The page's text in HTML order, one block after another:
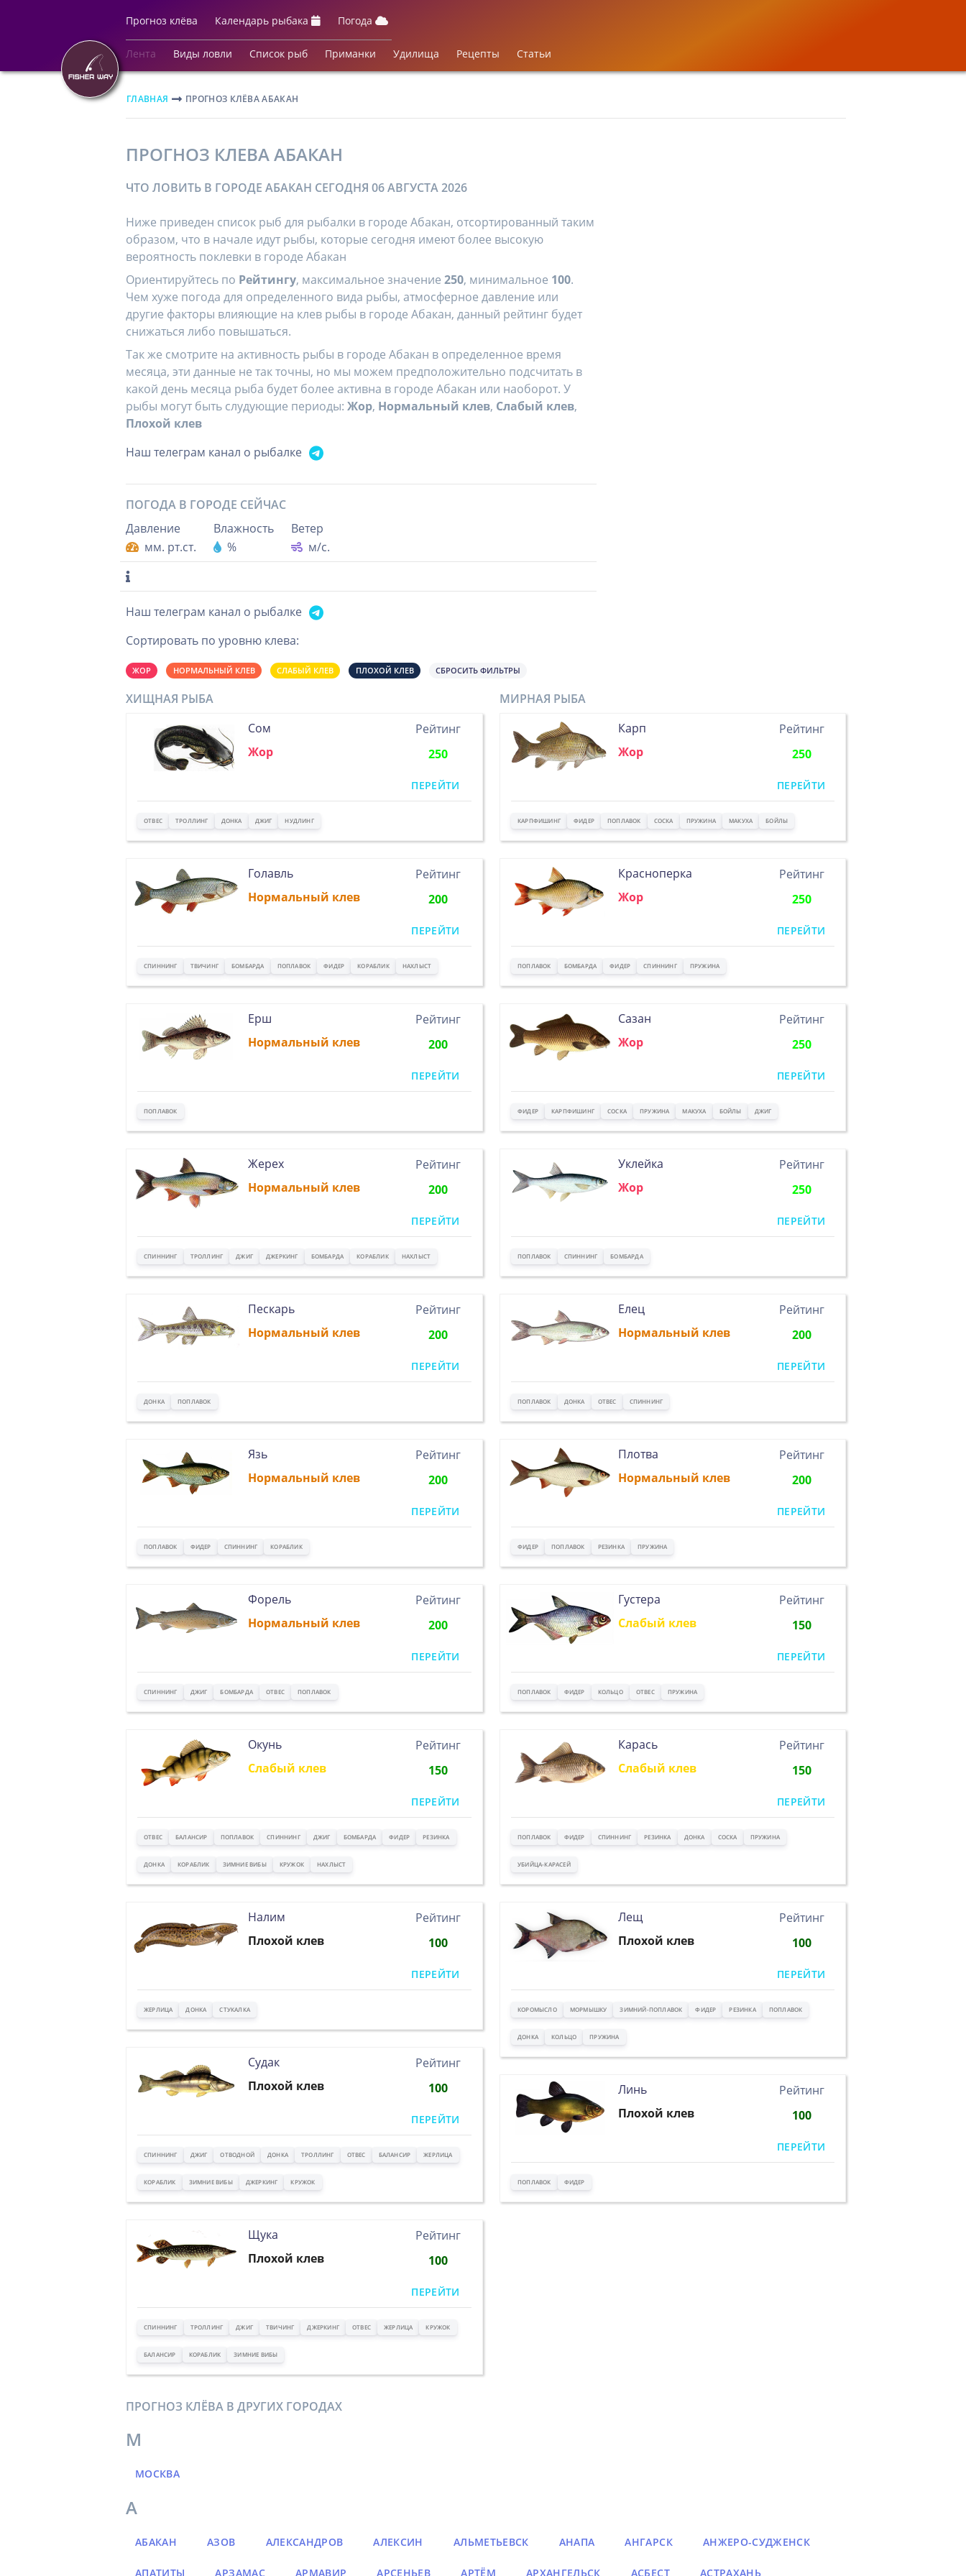
Прогноз клёва Календарь рыбака Погода
Лента Виды ловли Список рыб Приманки Удилища Рецепты Статьи
ГЛАВНАЯ ПРОГНОЗ КЛЁВА АБАКАН
ПРОГНОЗ КЛЕВА АБАКАН
ЧТО ЛОВИТЬ В ГОРОДЕ АБАКАН СЕГОДНЯ 06 АВГУСТА 2026
Ниже приведен список рыб для рыбалки в городе Абакан, отсортированный таким
образом, что в начале идут рыбы, которые сегодня имеют более высокую
вероятность поклевки в городе Абакан
Ориентируйтесь по Рейтингу, максимальное значение 250, минимальное 100.
Чем хуже погода для определенного вида рыбы, атмосферное давление или
другие факторы влияющие на клев рыбы в городе Абакан, данный рейтинг будет
снижаться либо повышаться.
Так же смотрите на активность рыбы в городе Абакан в определенное время
месяца, эти данные не так точны, но мы можем предположительно подсчитать в
какой день месяца рыба будет более активна в городе Абакан или наоборот. У
рыбы могут быть слудующие периоды: Жор, Нормальный клев, Слабый клев,
Плохой клев
Наш телеграм канал о рыбалке
ПОГОДА В ГОРОДЕ СЕЙЧАС
Давление
мм. рт.ст.
Влажность
%
Ветер
м/с.
Наш телеграм канал о рыбалке
Сортировать по уровню клева:
ЖОР НОРМАЛЬНЫЙ КЛЕВ СЛАБЫЙ КЛЕВ ПЛОХОЙ КЛЕВ СБРОСИТЬ ФИЛЬТРЫ
ХИЩНАЯ РЫБА
Сом
Жор
Рейтинг
250
ПЕРЕЙТИ
ОТВЕС ТРОЛЛИНГ ДОНКА ДЖИГ НУДЛИНГ
Голавль
Нормальный клев
Рейтинг
200
ПЕРЕЙТИ
СПИННИНГ ТВИЧИНГ БОМБАРДА ПОПЛАВОК ФИДЕР КОРАБЛИК НАХЛЫСТ
Ерш
Нормальный клев
Рейтинг
200
ПЕРЕЙТИ
ПОПЛАВОК
Жерех
Нормальный клев
Рейтинг
200
ПЕРЕЙТИ
СПИННИНГ ТРОЛЛИНГ ДЖИГ ДЖЕРКИНГ БОМБАРДА КОРАБЛИК НАХЛЫСТ
Пескарь
Нормальный клев
Рейтинг
200
ПЕРЕЙТИ
ДОНКА ПОПЛАВОК
Язь
Нормальный клев
Рейтинг
200
ПЕРЕЙТИ
ПОПЛАВОК ФИДЕР СПИННИНГ КОРАБЛИК
Форель
Нормальный клев
Рейтинг
200
ПЕРЕЙТИ
СПИННИНГ ДЖИГ БОМБАРДА ОТВЕС ПОПЛАВОК
Окунь
Слабый клев
Рейтинг
150
ПЕРЕЙТИ
ОТВЕС БАЛАНСИР ПОПЛАВОК СПИННИНГ ДЖИГ БОМБАРДА ФИДЕР РЕЗИНКА
ДОНКА КОРАБЛИК ЗИМНИЕ ВИБЫ КРУЖОК НАХЛЫСТ
Налим
Плохой клев
Рейтинг
100
ПЕРЕЙТИ
ЖЕРЛИЦА ДОНКА СТУКАЛКА
Судак
Плохой клев
Рейтинг
100
ПЕРЕЙТИ
СПИННИНГ ДЖИГ ОТВОДНОЙ ДОНКА ТРОЛЛИНГ ОТВЕС БАЛАНСИР ЖЕРЛИЦА
КОРАБЛИК ЗИМНИЕ ВИБЫ ДЖЕРКИНГ КРУЖОК
Щука
Плохой клев
Рейтинг
100
ПЕРЕЙТИ
СПИННИНГ ТРОЛЛИНГ ДЖИГ ТВИЧИНГ ДЖЕРКИНГ ОТВЕС ЖЕРЛИЦА КРУЖОК
БАЛАНСИР КОРАБЛИК ЗИМНИЕ ВИБЫ
МИРНАЯ РЫБА
Карп
Жор
Рейтинг
250
ПЕРЕЙТИ
КАРПФИШИНГ ФИДЕР ПОПЛАВОК СОСКА ПРУЖИНА МАКУХА БОЙЛЫ
Красноперка
Жор
Рейтинг
250
ПЕРЕЙТИ
ПОПЛАВОК БОМБАРДА ФИДЕР СПИННИНГ ПРУЖИНА
Сазан
Жор
Рейтинг
250
ПЕРЕЙТИ
ФИДЕР КАРПФИШИНГ СОСКА ПРУЖИНА МАКУХА БОЙЛЫ ДЖИГ
Уклейка
Жор
Рейтинг
250
ПЕРЕЙТИ
ПОПЛАВОК СПИННИНГ БОМБАРДА
Елец
Нормальный клев
Рейтинг
200
ПЕРЕЙТИ
ПОПЛАВОК ДОНКА ОТВЕС СПИННИНГ
Плотва
Нормальный клев
Рейтинг
200
ПЕРЕЙТИ
ФИДЕР ПОПЛАВОК РЕЗИНКА ПРУЖИНА
Густера
Слабый клев
Рейтинг
150
ПЕРЕЙТИ
ПОПЛАВОК ФИДЕР КОЛЬЦО ОТВЕС ПРУЖИНА
Карась
Слабый клев
Рейтинг
150
ПЕРЕЙТИ
ПОПЛАВОК ФИДЕР СПИННИНГ РЕЗИНКА ДОНКА СОСКА ПРУЖИНА
УБИЙЦА-КАРАСЕЙ
Лещ
Плохой клев
Рейтинг
100
ПЕРЕЙТИ
КОРОМЫСЛО МОРМЫШКУ ЗИМНИЙ-ПОПЛАВОК ФИДЕР РЕЗИНКА ПОПЛАВОК
ДОНКА КОЛЬЦО ПРУЖИНА
Линь
Плохой клев
Рейтинг
100
ПЕРЕЙТИ
ПОПЛАВОК ФИДЕР
ПРОГНОЗ КЛЁВА В ДРУГИХ ГОРОДАХ
М
МОСКВА
А
АБАКАН АЗОВ АЛЕКСАНДРОВ АЛЕКСИН АЛЬМЕТЬЕВСК АНАПА АНГАРСК АНЖЕРО-СУДЖЕНСК
АПАТИТЫ АРЗАМАС АРМАВИР АРСЕНЬЕВ АРТЁМ АРХАНГЕЛЬСК АСБЕСТ АСТРАХАНЬ